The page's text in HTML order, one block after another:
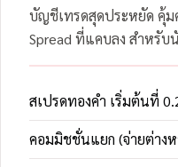
บัญชีเทรดสุดประหยัด คุ้
Spread ที่แคบลง สำหรับ
สเปรดทองคำ เริ่มต้นที่
คอมมิชชั่นแยก (จ่ายต่างห